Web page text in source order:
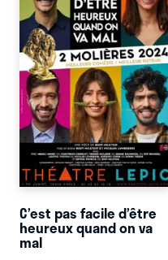
C’est pas facile d’être
heureux quand on va
mal